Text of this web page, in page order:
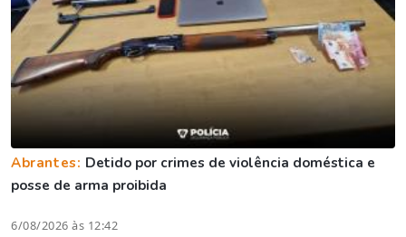
Abrantes: Detido por crimes de violência doméstica e
posse de arma proibida
6/08/2026 às 12:42